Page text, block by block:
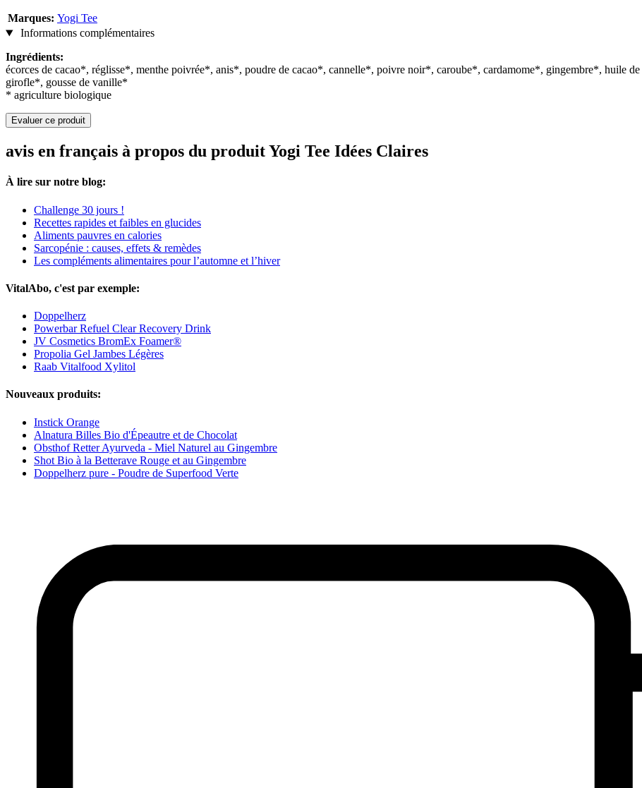
Marques: Yogi Tee
Informations complémentaires
Ingrédients:
écorces de cacao*, réglisse*, menthe poivrée*, anis*, poudre de cacao*, cannelle*, poivre noir*, caroube*, cardamome*, gingembre*, huile
girofle*, gousse de vanille*
* agriculture biologique
Evaluer ce produit
avis en français à propos du produit Yogi Tee Idées Claires
À lire sur notre blog:
Challenge 30 jours !
Recettes rapides et faibles en glucides
Aliments pauvres en calories
Sarcopénie : causes, effets & remèdes
Les compléments alimentaires pour l’automne et l’hiver
VitalAbo, c'est par exemple:
Doppelherz
Powerbar Refuel Clear Recovery Drink
JV Cosmetics BromEx Foamer®
Propolia Gel Jambes Légères
Raab Vitalfood Xylitol
Nouveaux produits:
Instick Orange
Alnatura Billes Bio d'Épeautre et de Chocolat
Obsthof Retter Ayurveda - Miel Naturel au Gingembre
Shot Bio à la Betterave Rouge et au Gingembre
Doppelherz pure - Poudre de Superfood Verte